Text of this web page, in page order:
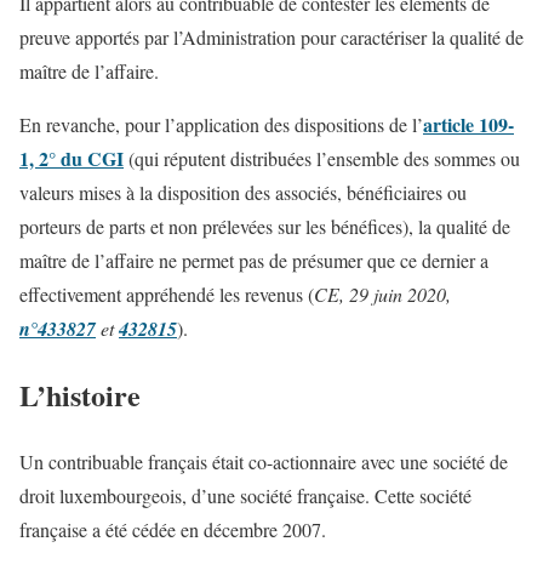
preuve apportés par l’Administration pour caractériser la qualité de
maître de l’affaire.
En revanche, pour l’application des dispositions de l’article 109-
1, 2° du CGI(qui réputent distribuées l’ensemble des sommes ou
valeurs mises à la disposition des associés, bénéficiaires ou
porteurs de parts et non prélevées sur les bénéfices), la qualité de
maître de l’affaire ne permet pas de présumer que ce dernier a
effectivement appréhendé les revenus (CE, 29 juin 2020,
n°433827et432815).
L’histoire
Un contribuable français était co-actionnaire avec une société de
droit luxembourgeois, d’une société française. Cette société
française a été cédée en décembre 2007.